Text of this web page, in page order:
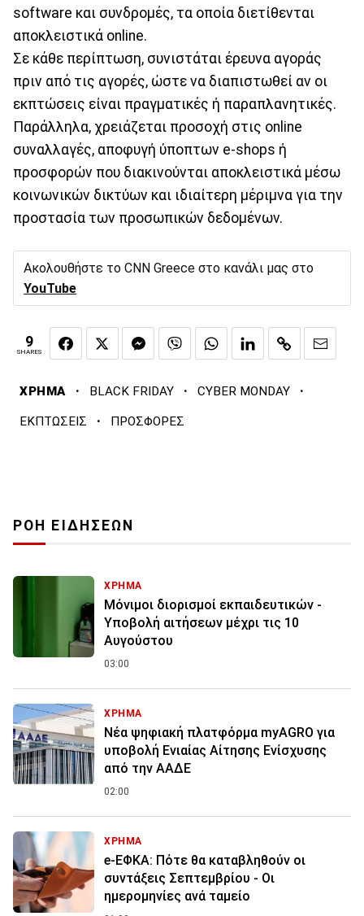
software και συνδρομές, τα οποία διετίθενται
αποκλειστικά online.
Σε κάθε περίπτωση, συνιστάται έρευνα αγοράς
πριν από τις αγορές, ώστε να διαπιστωθεί αν οι
εκπτώσεις είναι πραγματικές ή παραπλανητικές.
Παράλληλα, χρειάζεται προσοχή στις online
συναλλαγές, αποφυγή ύποπτων e-shops ή
προσφορών που διακινούνται αποκλειστικά μέσω
κοινωνικών δικτύων και ιδιαίτερη μέριμνα για την
προστασία των προσωπικών δεδομένων.
Ακολουθήστε το CNN Greece στο κανάλι μας στο
YouTube
9
SHARES
ΧΡΗΜΑ · BLACK FRIDAY · CYBER MONDAY ·
ΕΚΠΤΩΣΕΙΣ · ΠΡΟΣΦΟΡΕΣ
ΡΟΗ ΕΙΔΗΣΕΩΝ
ΧΡΗΜΑ
Μόνιμοι διορισμοί εκπαιδευτικών -
Υποβολή αιτήσεων μέχρι τις 10
Αυγούστου
03:00
ΧΡΗΜΑ
Νέα ψηφιακή πλατφόρμα myAGRO για
υποβολή Ενιαίας Αίτησης Ενίσχυσης
από την ΑΑΔΕ
02:00
ΧΡΗΜΑ
e-ΕΦΚΑ: Πότε θα καταβληθούν οι
συντάξεις Σεπτεμβρίου - Οι
ημερομηνίες ανά ταμείο